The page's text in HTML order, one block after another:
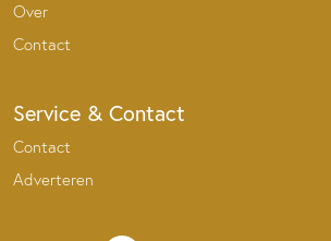
Over
Contact
Service & Contact
Contact
Adverteren